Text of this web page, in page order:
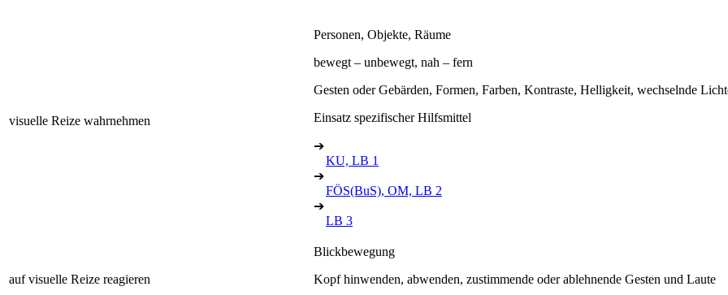
visuelle Reize wahrnehmen
Personen, Objekte, Räume
bewegt – unbewegt, nah – fern
Gesten oder Gebärden, Formen, Farben, Kontraste, Helligkeit, wechselnde
Einsatz spezifischer Hilfsmittel
➔
KU, LB 1
➔
FÖS(BuS), OM, LB 2
➔
LB 3
auf visuelle Reize reagieren
Blickbewegung
Kopf hinwenden, abwenden, zustimmende oder ablehnende Gesten und Laute